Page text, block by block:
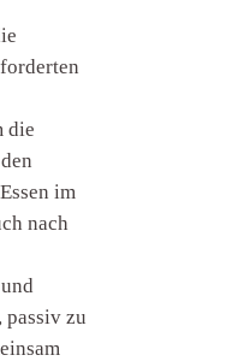
die
im
nach
passiv zu